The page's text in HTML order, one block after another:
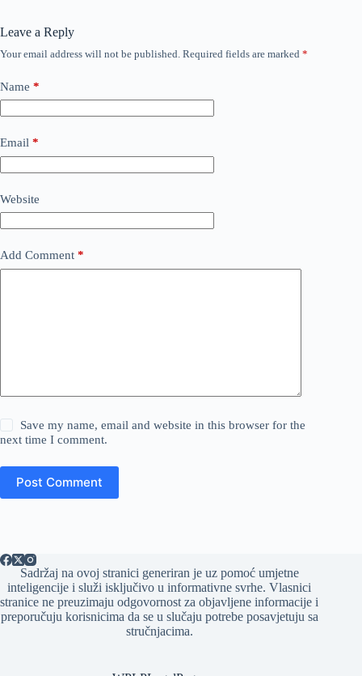
Leave a Reply
Your email address will not be published. Required fields are marked *
Name *
Email *
Website
Add Comment *
Save my name, email and website in this browser for the
next time I comment.
Post Comment
Sadržaj na ovoj stranici generiran je uz pomoć umjetne
inteligencije i služi isključivo u informativne svrhe. Vlasnici
stranice ne preuzimaju odgovornost za objavljene informacije i
preporučuju korisnicima da se u slučaju potrebe posavjetuju sa
stručnjacima.